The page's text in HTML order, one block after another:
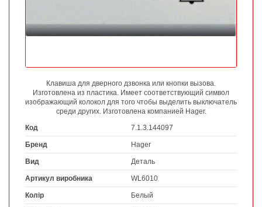
Клавиша для дверного дзвонка или кнопки вызова.
Изготовлена из пластика. Имеет соответствующий символ
изображающий колокол для того чтобы выделить выключатель
среди других. Изготовлена компанией Hager.
Код
7.1.3.144097
Бренд Hager
Вид Деталь
Артикул виробника WL6010
Колір Белый